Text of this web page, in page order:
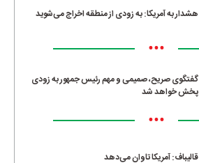
هشدار به آمریکا: به زودی از منطقه اخراج می‌شوید
•••
گفتگوی صریح، صمیمی و مهم رئیس جمهور به زودی
پخش خواهد شد
•••
قالیباف: آمریکا تاوان می‌دهد